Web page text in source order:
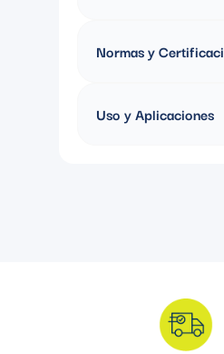
FABRICADO EN
Normas y
IRAM NM 60669-1:2005
Uso y Aplicaciones